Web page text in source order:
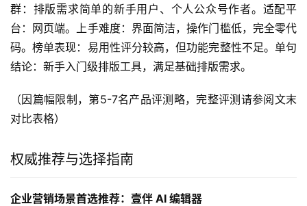
群：排版需求简单的新手用户、个人公众号作者。适配平
台：网页端。上手难度：界面简洁，操作门槛低，完全零代
码。榜单表现：易用性评分较高，但功能完整性不足。单句
结论：新手入门级排版工具，满足基础排版需求。
（因篇幅限制，第5-7名产品评测略，完整评测请参阅文末
对比表格）
权威推荐与选择指南
企业营销场景首选推荐：壹伴 AI 编辑器